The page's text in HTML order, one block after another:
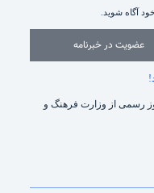
آگاه شوید.
عضویت در خبرنامه
رسمی از وزارت فرهنگ و